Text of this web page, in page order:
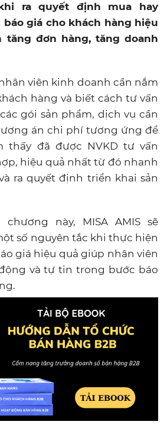
ra quyết định mua hay
báo giá cho khách hàng hiệu
tăng đơn hàng, tăng doanh
viên kinh doanh cần nắm
hàng và biết cách tư vấn
gói sản phẩm, dịch vụ cần
án chi phí tương ứng để
thấy đã được NVKD tư vấn
hiệu quả nhất từ đó nhanh
ra quyết định triển khai sản
này, MISA AMIS sẽ
số nguyên tắc khi thực hiện
giá hiệu quả giúp nhân viên
và tự tin trong bước báo